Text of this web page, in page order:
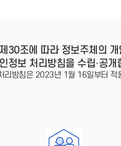
30조에 따라 정보주체의 개
정보 처리방침을 수립·공개
리방침은 2023년 1월 16일부터 적